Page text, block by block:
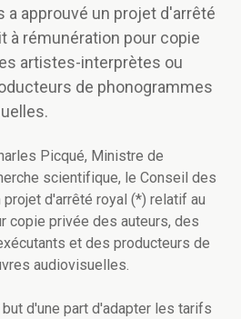
a approuvé un projet d'arrêté
à rémunération pour copie
artistes-interprètes ou
de phonogrammes
Picqué, Ministre de
scientifique, le Conseil des
d'arrêté royal (*) relatif au
copie privée des auteurs, des
et des producteurs de
audiovisuelles.
d'une part d'adapter les tarifs